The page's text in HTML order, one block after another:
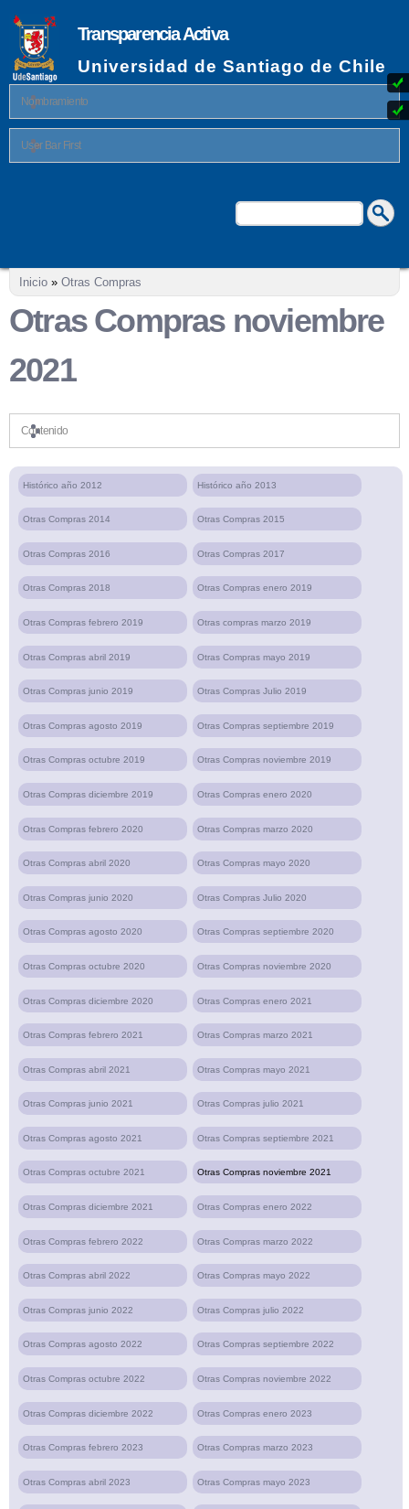
contenido
principal
Transparencia Activa
Universidad de Santiago de Chile
Nombramiento
User Bar First
Formulario de búsqueda
Buscar
Se encuentra usted aquí
Inicio » Otras Compras
Otras Compras noviembre
2021
Contenido
Histórico año 2012 Histórico año 2013
Otras Compras 2014 Otras Compras 2015
Otras Compras 2016 Otras Compras 2017
Otras Compras 2018 Otras Compras enero 2019
Otras Compras febrero 2019 Otras compras marzo 2019
Otras Compras abril 2019 Otras Compras mayo 2019
Otras Compras junio 2019 Otras Compras Julio 2019
Otras Compras agosto 2019 Otras Compras septiembre 2019
Otras Compras octubre 2019 Otras Compras noviembre 2019
Otras Compras diciembre 2019 Otras Compras enero 2020
Otras Compras febrero 2020 Otras Compras marzo 2020
Otras Compras abril 2020 Otras Compras mayo 2020
Otras Compras junio 2020 Otras Compras Julio 2020
Otras Compras agosto 2020 Otras Compras septiembre 2020
Otras Compras octubre 2020 Otras Compras noviembre 2020
Otras Compras diciembre 2020 Otras Compras enero 2021
Otras Compras febrero 2021 Otras Compras marzo 2021
Otras Compras abril 2021 Otras Compras mayo 2021
Otras Compras junio 2021 Otras Compras julio 2021
Otras Compras agosto 2021 Otras Compras septiembre 2021
Otras Compras octubre 2021 Otras Compras noviembre 2021
Otras Compras diciembre 2021 Otras Compras enero 2022
Otras Compras febrero 2022 Otras Compras marzo 2022
Otras Compras abril 2022 Otras Compras mayo 2022
Otras Compras junio 2022 Otras Compras julio 2022
Otras Compras agosto 2022 Otras Compras septiembre 2022
Otras Compras octubre 2022 Otras Compras noviembre 2022
Otras Compras diciembre 2022 Otras Compras enero 2023
Otras Compras febrero 2023 Otras Compras marzo 2023
Otras Compras abril 2023 Otras Compras mayo 2023